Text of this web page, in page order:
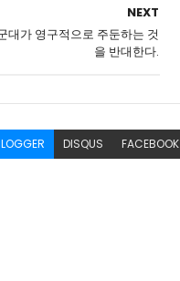
NEXT
대가 영구적으로 주둔하는 것
을 반대한다.
DISQUS FACEBOOK